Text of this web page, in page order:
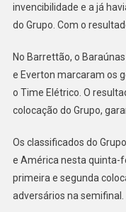
invencibilidade e a já
do Grupo. Com o
No Barrettão, o
e Everton marcaram os
o Time Elétrico. O
colocação do Grupo,
Os classificados do
e América nesta quinta-
primeira e segunda
adversários na semifinal.